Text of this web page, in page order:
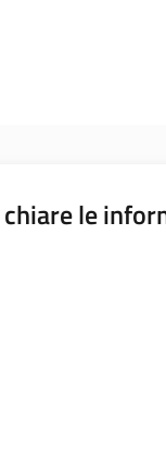
le